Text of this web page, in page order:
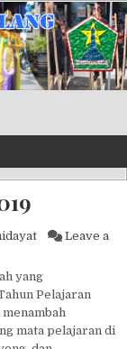
Leave a
KELAS 2019
yang
Pelajaran
mata pelajaran di